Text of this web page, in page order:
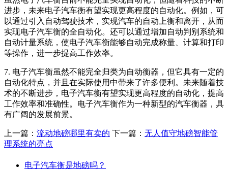
进步，未来电子汽车衡有望实现更高程度的自动化。例如，可
以通过引入自动驾驶技术，实现汽车的自动上衡和离开，从而
实现电子汽车衡的全自动化。还可以通过增加自动判别系统和
自动计量系统，使电子汽车衡能够自动完成称量、计算和打印
等操作，进一步提高工作效率。
7. 电子汽车衡虽然不能完全归类为自动衡器，但它具有一定的
自动化特点，并且在实际使用中带来了许多便利。未来随着技
术的不断进步，电子汽车衡有望实现更高程度的自动化，提高
工作效率和准确性。电子汽车衡作为一种新型的汽车衡器，具
有广阔的发展前景。
上一篇： 流动地磅哪里有卖的 下一篇： 无人值守地磅智能管
理系统的亮点
电子汽车衡是地磅吗？